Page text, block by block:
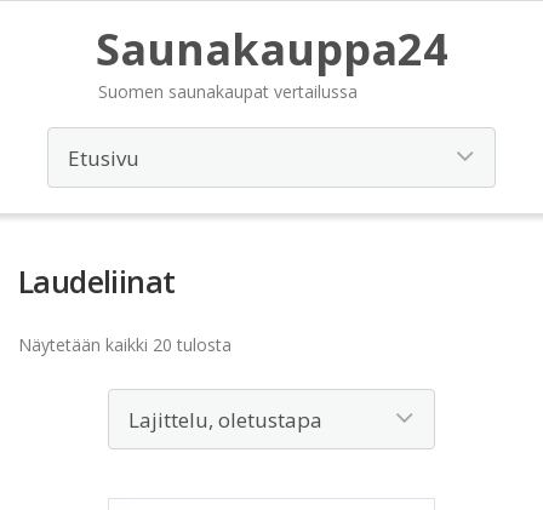
Saunakauppa24
Suomen saunakaupat vertailussa
Laudeliinat
Näytetään kaikki 20 tulosta